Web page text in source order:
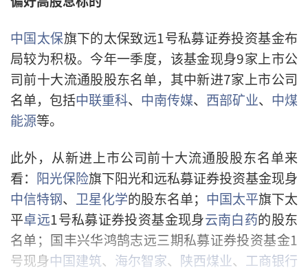
中国太保旗下的太保致远1号私募证券投资基金布
局较为积极。今年一季度，该基金现身9家上市公
司前十大流通股股东名单，其中新进7家上市公司
名单，包括中联重科、 中南传媒、 西部矿业、 中煤
能源等。
此外，从新进上市公司前十大流通股股东名单来
看： 阳光保险旗下阳光和远私募证券投资基金现身
中信特钢、 卫星化学的股东名单； 中国太平旗下太
平卓远1号私募证券投资基金现身云南白药的股东
名单；国丰兴华鸿鹄志远三期私募证券投资基金1
号现身中国建筑、 海尔智家、 陕西煤业、 工商银行